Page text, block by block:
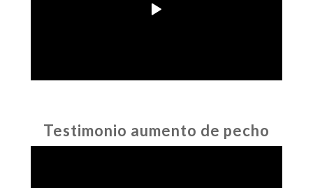
Testimonio aumento de pecho